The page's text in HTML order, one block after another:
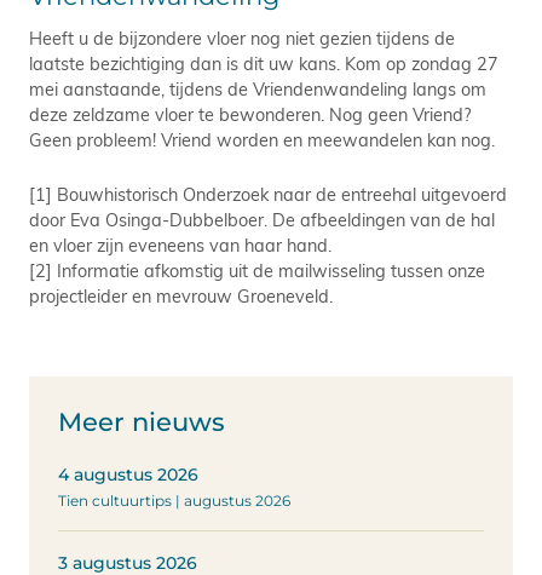
Heeft u de bijzondere vloer nog niet gezien tijdens de
laatste bezichtiging dan is dit uw kans. Kom op zondag 27
mei aanstaande, tijdens de Vriendenwandeling langs om
deze zeldzame vloer te bewonderen. Nog geen Vriend?
Geen probleem! Vriend worden en meewandelen kan nog.
[1] Bouwhistorisch Onderzoek naar de entreehal uitgevoerd
door Eva Osinga-Dubbelboer. De afbeeldingen van de hal
en vloer zijn eveneens van haar hand.
[2] Informatie afkomstig uit de mailwisseling tussen onze
projectleider en mevrouw Groeneveld.
Meer nieuws
4 augustus 2026
Tien cultuurtips | augustus 2026
3 augustus 2026